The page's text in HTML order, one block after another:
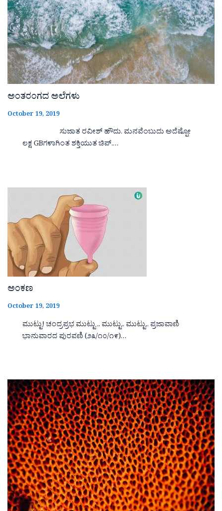
ಅಂತರಂಗದ ಅಲೆಗಳು
October 19, 2019
ಸುಜಾತ ರವೀಶ್ ಹೌದು. ಮನವೆಂಬುದು ಅದೆಷ್ಪೋ
ಲಕ್ಷ GBಗಳಾಗಿಂತ ಶಕ್ತಿಯುತ ಚಿಪ್.…
ಅಂಕಣ
October 19, 2019
ಮುಟ್ಟು! ಚಂದ್ರಪ್ರಭ ಮುಟ್ಟು .. ಮುಟ್ಟು.. ಮುಟ್ಟು.. ಪ್ರಜಾವಾಣಿ
ಭಾನುವಾರದ ಪುರವಣಿ (೨೩/೧೦/೧೯)…